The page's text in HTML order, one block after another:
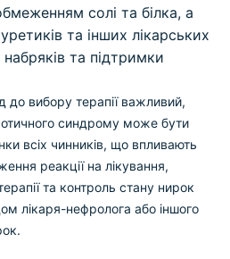
солі та білка, а
та інших лікарських
та підтримки
до вибору терапії важливий,
синдрому може бути
всіх чинників, що впливають
реакції на лікування,
та контроль стану нирок
лікаря-нефролога або іншого